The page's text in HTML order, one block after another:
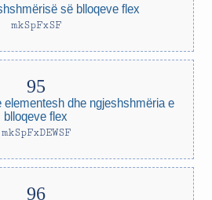
së blloqeve flex
mkSpFxSF
dhe ngjeshshmëria e
blloqeve flex
mkSpFxDEWSF